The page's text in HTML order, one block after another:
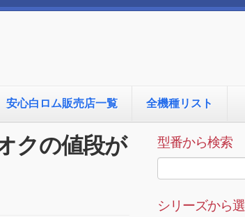
安心白ロム販売店一覧 全機種リスト
クの値段が
型番から検索
シリーズから